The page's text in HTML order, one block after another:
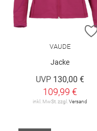
VAUDE
Jacke
UVP 130,00 €
109,99 €
inkl. MwSt. zzgl. Versand